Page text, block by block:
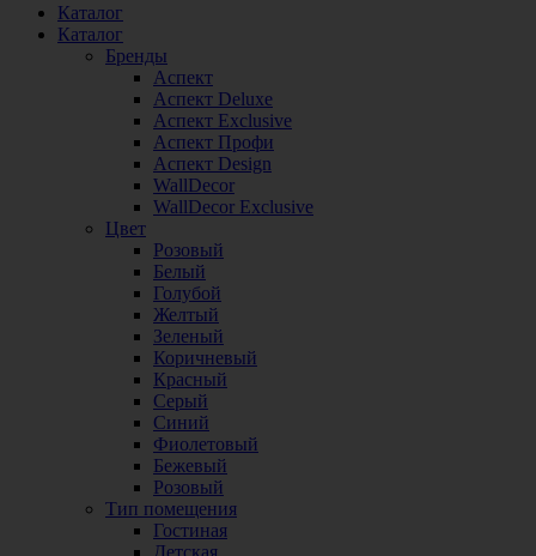
Каталог
Каталог
Бренды
Аспект
Аспект Deluxe
Аспект Exclusive
Аспект Профи
Аспект Design
WallDecor
WallDecor Exclusive
Цвет
Розовый
Белый
Голубой
Желтый
Зеленый
Коричневый
Красный
Серый
Синий
Фиолетовый
Бежевый
Розовый
Тип помещения
Гостиная
Детская